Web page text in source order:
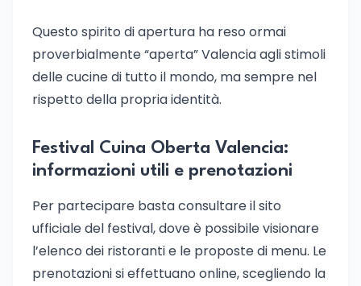
Questo spirito di apertura ha reso ormai
proverbialmente “aperta” Valencia agli stimoli
delle cucine di tutto il mondo, ma sempre nel
rispetto della propria identità.
Festival Cuina Oberta Valencia:
informazioni utili e prenotazioni
Per partecipare basta consultare il sito
ufficiale del festival, dove è possibile visionare
l’elenco dei ristoranti e le proposte di menu. Le
prenotazioni si effettuano online, scegliendo la